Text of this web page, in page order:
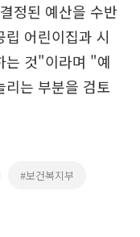
정된 예산을 수반
어린이집과 시
는 것"이라며 "예
리는 부분을 검토
#보건복지부